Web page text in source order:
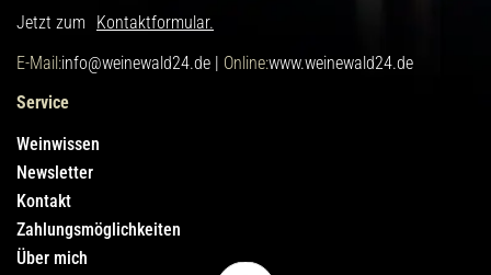
Service
Weinwissen
Newsletter
Kontakt
Zahlungsmöglichkeiten
Über mich
Jetzt zum
Kontaktformular.
E-Mail:info@weinewald24.de | Online:www.weinewald24.de